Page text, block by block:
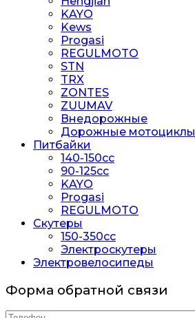
KAYO
Kews
Progasi
REGULMOTO
STN
TRX
ZONTES
ZUUMAV
Внедорожные
Дорожные мотоциклы
Питбайки
140-150сс
90-125cc
KAYO
Progasi
REGULMOTO
Скутеры
150-350cc
Электроскутеры
Электровелосипеды
Форма обратной связи